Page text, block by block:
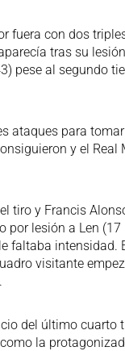
fuera con dos
tras su
pese al segundo
ataques para
y el
tiro y Francis
por lesión a Len
faltaba intensidad.
visitante
del último cuarto
la